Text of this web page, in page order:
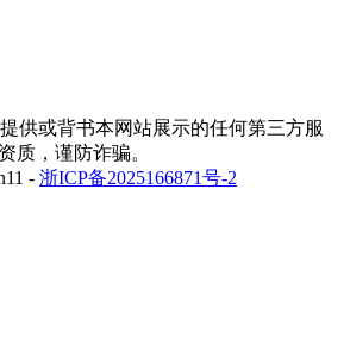
供或背书本网站展示的任何第三方服
质，谨防诈骗。
- 浙ICP备2025166871号-2